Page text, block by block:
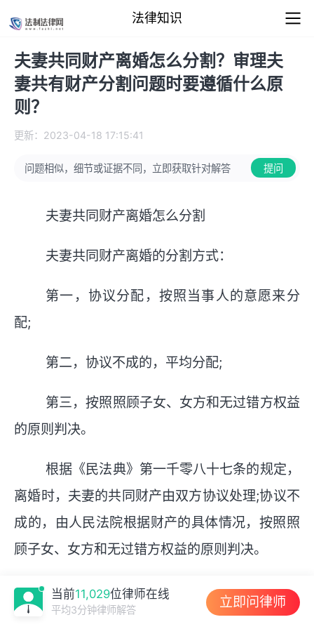
法律知识
夫妻共同财产离婚怎么分割？审理夫
妻共有财产分割问题时要遵循什么原
则？
更新：2023-04-18 17:15:41
问题相似，细节或证据不同，立即获取针对解答 提问
夫妻共同财产离婚怎么分割
夫妻共同财产离婚的分割方式：
第一，协议分配，按照当事人的意愿来分
配;
第二，协议不成的，平均分配;
第三，按照照顾子女、女方和无过错方权益
的原则判决。
根据《民法典》第一千零八十七条的规定，
离婚时，夫妻的共同财产由双方协议处理;协议不
成的，由人民法院根据财产的具体情况，按照照
顾子女、女方和无过错方权益的原则判决。
对夫或妻在家庭土地承包经营中享有的权益
等，应当依法予以保护。
当前11,029位律师在线
平均3分钟律师解答 立即问律师